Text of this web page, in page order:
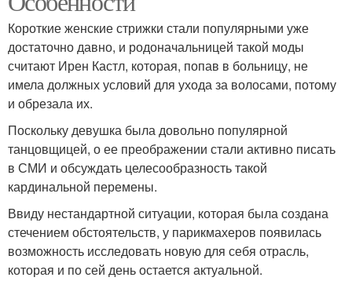
Короткие женские стрижки стали популярными уже
достаточно давно, и родоначальницей такой моды
считают Ирен Кастл, которая, попав в больницу, не
имела должных условий для ухода за волосами, потому
и обрезала их.
Поскольку девушка была довольно популярной
танцовщицей, о ее преображении стали активно писать
в СМИ и обсуждать целесообразность такой
кардинальной перемены.
Ввиду нестандартной ситуации, которая была создана
стечением обстоятельств, у парикмахеров появилась
возможность исследовать новую для себя отрасль,
которая и по сей день остается актуальной.